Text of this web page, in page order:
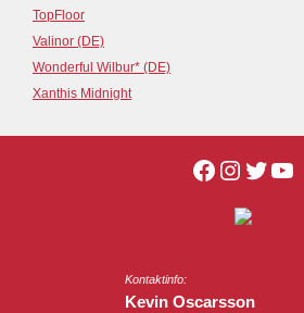
TopFloor
Valinor (DE)
Wonderful Wilbur* (DE)
Xanthis Midnight
Kontaktinfo:
Kevin Oscarsson